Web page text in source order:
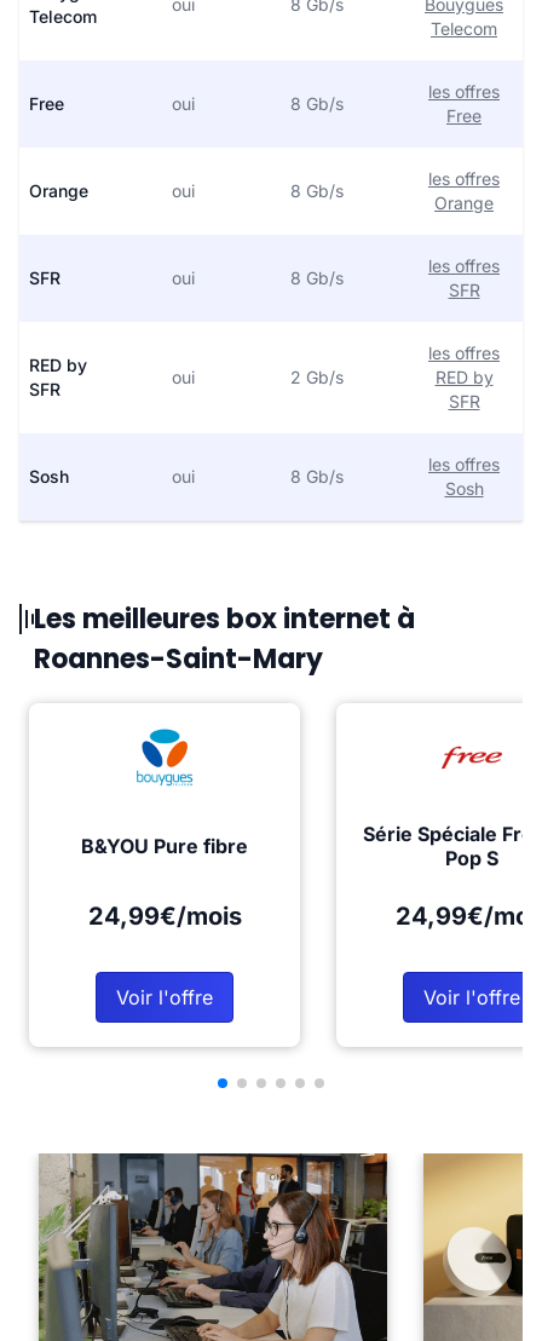
Telecom
oui 8 Gb/s
Bouygues
Telecom
Free oui 8 Gb/s
les offres
Free
Orange oui 8 Gb/s
les offres
Orange
SFR oui 8 Gb/s
les offres
SFR
RED by
SFR
oui 2 Gb/s
les offres
RED by
SFR
Sosh oui 8 Gb/s
les offres
Sosh
Les meilleures box internet à
Roannes-Saint-Mary
B&YOU Pure fibre
24,99€/mois
Voir l'offre
Série Spéciale
Pop S
24,99€/
Voir l'offre